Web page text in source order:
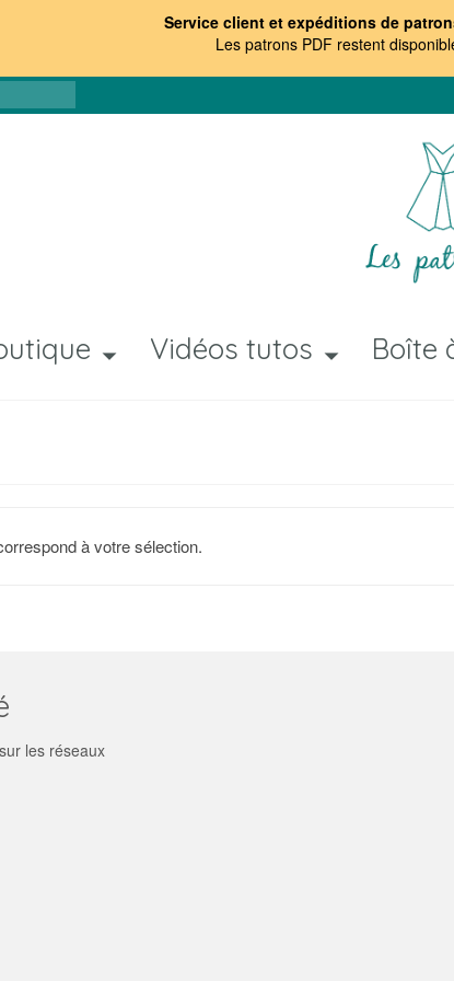
Service client et expéditions de
Les patrons PDF restent
Vidéos tutos Boîte
à votre sélection.
les réseaux